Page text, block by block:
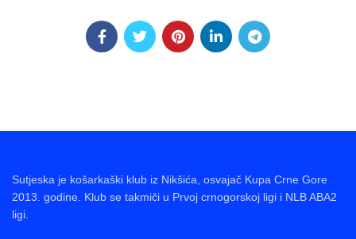
Sutjeska je košarkaški klub iz Nikšića, osvajač Kupa Crne Gore
2013. godine. Klub se takmiči u Prvoj crnogorskoj ligi i NLB ABA2
ligi.